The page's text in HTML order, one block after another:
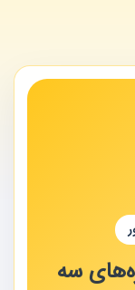
سه